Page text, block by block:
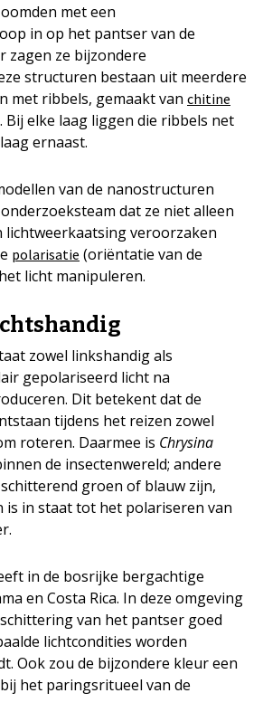
met een
in op het pantser van de
zagen ze bijzondere
structuren bestaan uit meerdere
met ribbels, gemaakt van chitine
Bij elke laag liggen die ribbels net
ernaast.
van de nanostructuren
dat ze niet alleen
lichtweerkaatsing veroorzaken
polarisatie (oriëntatie van de
licht manipuleren.
zowel linkshandig als
gepolariseerd licht na
Dit betekent dat de
tijdens het reizen zowel
roteren. Daarmee is Chrysina
de insectenwereld; andere
groen of blauw zijn,
is in staat tot het polariseren van
in de bosrijke bergachtige
en Costa Rica. In deze omgeving
van het pantser goed
lichtcondities worden
Ook zou de bijzondere kleur een
het paringsritueel van de